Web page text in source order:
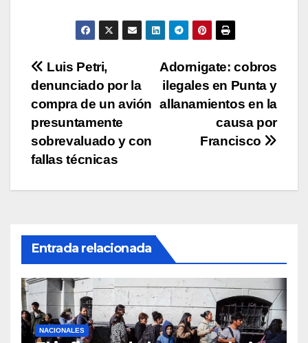
p
b
o
o
k
Li
n
ar
tir
Navegación
de
entradas
Adornigate: cobros
ilegales en Punta y
allanamientos en la
causa por
Francisco
Luis Petri,
denunciado por la
compra de un avión
presuntamente
sobrevaluado y con
fallas técnicas
Entrada relacionada
NACIONALES